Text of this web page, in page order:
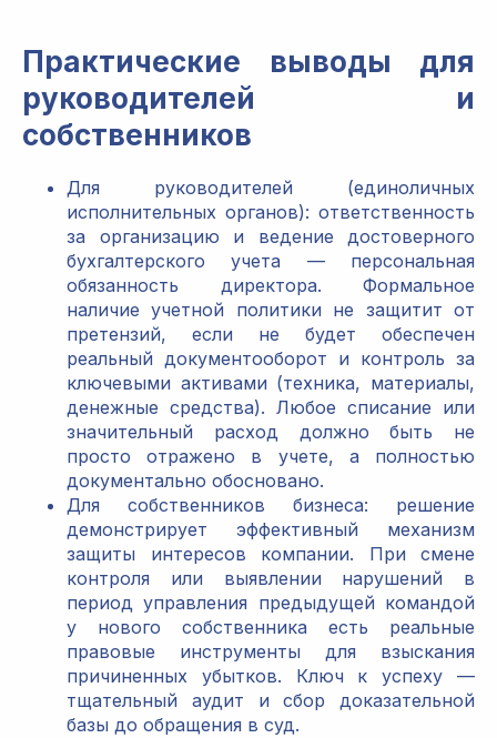
Практические выводы для
руководителей и
собственников
Для руководителей (единоличных
исполнительных органов): ответственность
за организацию и ведение достоверного
бухгалтерского учета — персональная
обязанность директора. Формальное
наличие учетной политики не защитит от
претензий, если не будет обеспечен
реальный документооборот и контроль за
ключевыми активами (техника, материалы,
денежные средства). Любое списание или
значительный расход должно быть не
просто отражено в учете, а полностью
документально обосновано.
Для собственников бизнеса: решение
демонстрирует эффективный механизм
защиты интересов компании. При смене
контроля или выявлении нарушений в
период управления предыдущей командой
у нового собственника есть реальные
правовые инструменты для взыскания
причиненных убытков. Ключ к успеху —
тщательный аудит и сбор доказательной
базы до обращения в суд.